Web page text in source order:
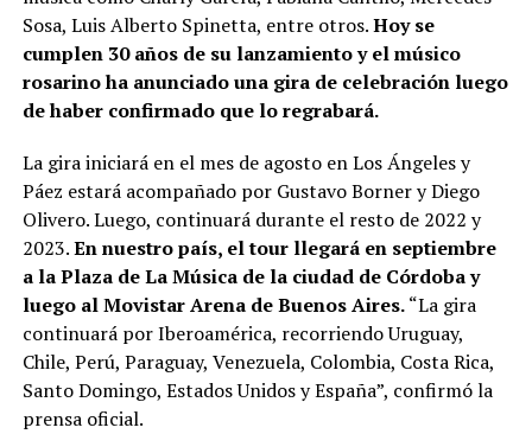
Sosa, Luis Alberto Spinetta, entre otros.Hoy se
cumplen 30 años de su lanzamiento y el músico
rosarino ha anunciado una gira de celebración luego
de haber confirmado que lo regrabará.
La gira iniciará en el mes de agosto en Los Ángeles y
Páez estará acompañado por Gustavo Borner y Diego
Olivero. Luego, continuará durante el resto de 2022 y
2023.En nuestro país, el tour llegará en septiembre
a la Plaza de La Música de la ciudad de Córdoba y
luego al Movistar Arena de Buenos Aires.“La gira
continuará por Iberoamérica, recorriendo Uruguay,
Chile, Perú, Paraguay, Venezuela, Colombia, Costa Rica,
Santo Domingo, Estados Unidos y España”, confirmó la
prensa oficial.